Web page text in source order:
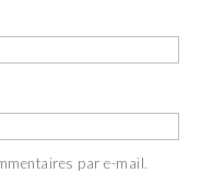
par e-mail.